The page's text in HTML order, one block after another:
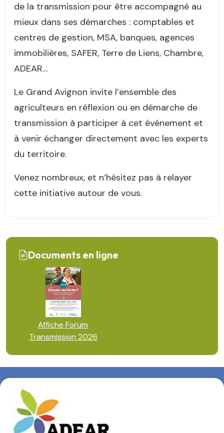
de la transmission pour être accompagné au
mieux dans ses démarches : comptables et
centres de gestion, MSA, banques, agences
immobilières, SAFER, Terre de Liens, Chambre,
ADEAR…
Le Grand Avignon invite l’ensemble des
agriculteurs en réflexion ou en démarche de
transmission à participer à cet événement et
à venir échanger directement avec les experts
du territoire.
Venez nombreux, et n’hésitez pas à relayer
cette initiative autour de vous.
Documents en ligne
Affiche Forum
Transmission 2026